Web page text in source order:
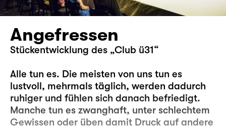
Angefressen
Stückentwicklung des „Club ü31“
Alle tun es. Die meisten von uns tun es
lustvoll, mehrmals täglich, werden dadurch
ruhiger und fühlen sich danach befriedigt.
Manche tun es zwanghaft, unter schlechtem
Gewissen oder üben damit Druck auf andere